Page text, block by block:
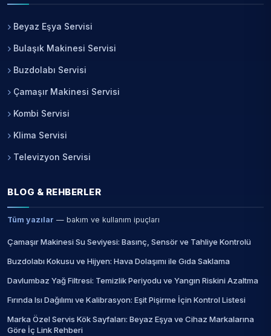
Beyaz Eşya Servisi
Bulaşık Makinesi Servisi
Buzdolabı Servisi
Çamaşır Makinesi Servisi
Kombi Servisi
Klima Servisi
Televizyon Servisi
BLOG & REHBERLER
Tüm yazılar — bakım ve kullanım ipuçları
Çamaşır Makinesi Su Seviyesi: Basınç, Sensör ve Tahliye Kontrolü
Buzdolabı Kokusu ve Hijyen: Hava Dolaşımı ile Gıda Saklama
Davlumbaz Yağ Filtresi: Temizlik Periyodu ve Yangın Riskini Azaltma
Fırında Isı Dağılımı ve Kalibrasyon: Eşit Pişirme İçin Kontrol Listesi
Marka Özel Servis Kök Sayfaları: Beyaz Eşya ve Cihaz Markalarına
Göre İç Link Rehberi